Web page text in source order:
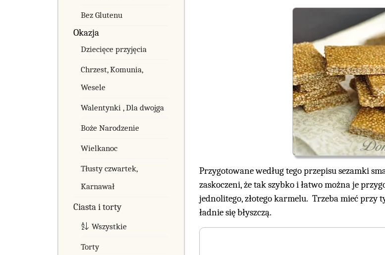
Bez Glutenu
Okazja
Dziecięce przyjęcia
Chrzest, Komunia,
Wesele
Walentynki , Dla dwojga
Boże Narodzenie
Wielkanoc
Tłusty czwartek,
Karnawał
Ciasta i torty
Wszystkie
Torty
Przygotowane według tego przepisu sezamki
zaskoczeni, że tak szybko i łatwo można je
jednolitego, złotego karmelu. Trzeba mieć przy
ładnie się błyszczą.